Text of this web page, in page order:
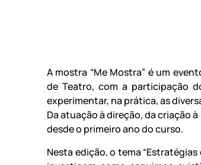
A mostra “Me Mostra” é um
de Teatro, com a participação
experimentar, na prática, as
Da atuação à direção, da criação
desde o primeiro ano do curso.
Nesta edição, o tema